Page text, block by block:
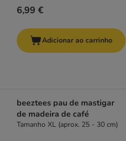
6,99 €
Adicionar ao carrinho
beeztees pau de mastigar
de madeira de café
Tamanho XL (aprox. 25 - 30 cm)